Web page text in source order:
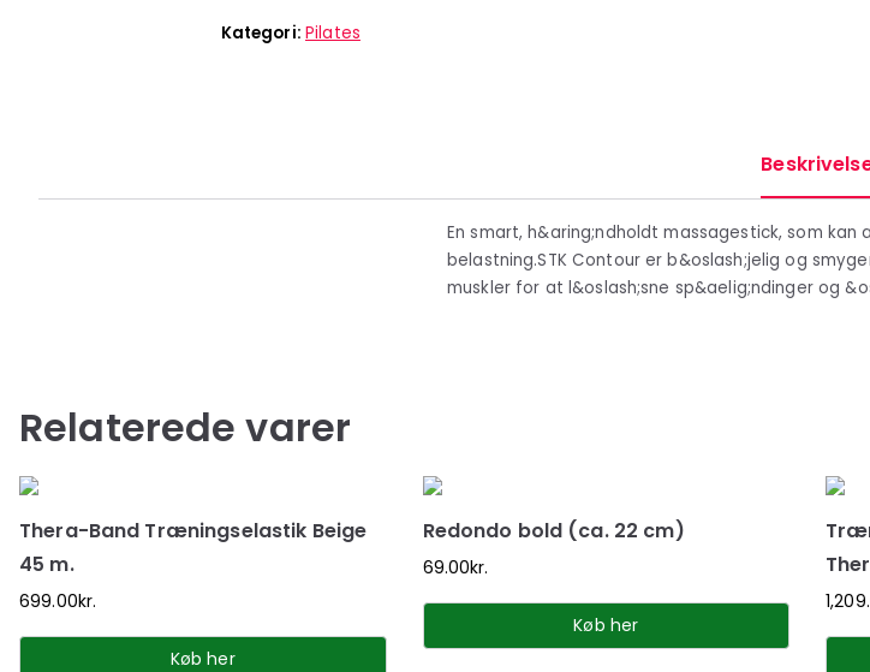
Kategori:Pilates
En smart, h&aring;ndholdt massagestick, som
belastning.STK Contour er b&oslash;jelig og
muskler for at l&oslash;sne sp&aelig;ndinger og
Relaterede varer
Thera-Band Træningselastik Beige
45 m.
699.00kr.
Køb her
Redondo bold (ca. 22 cm)
69.00kr.
Køb her